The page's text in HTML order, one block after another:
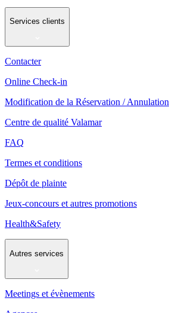
Services clients
Contacter
Online Check-in
Modification de la Réservation / Annulation
Centre de qualité Valamar
FAQ
Termes et conditions
Dépôt de plainte
Jeux-concours et autres promotions
Health&Safety
Autres services
Meetings et évènements